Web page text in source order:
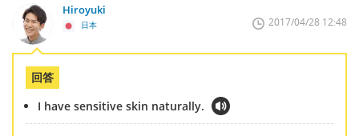
Hiroyuki
日本 2017/04/28 12:48
回答
I have sensitive skin naturally.